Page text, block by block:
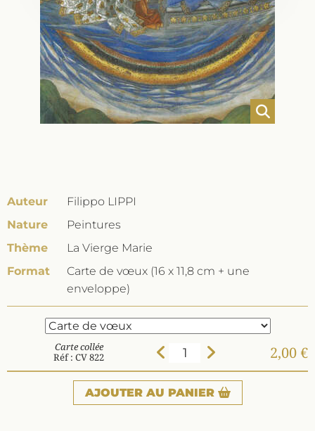
Auteur
Filippo LIPPI
Nature
Peintures
Thème
La Vierge Marie
Format
Carte de vœux (16 x 11,8 cm + une
enveloppe)
Carte collée
Réf : CV 822
2,00 €
AJOUTER AU PANIER